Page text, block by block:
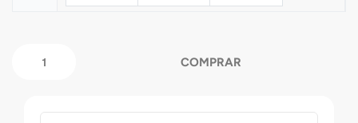
COMPRAR